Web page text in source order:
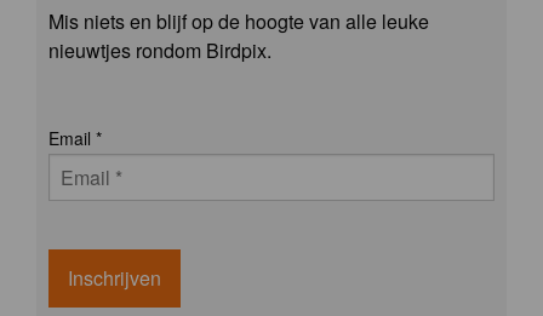
Mis niets en blijf op de hoogte van alle leuke
nieuwtjes rondom Birdpix.
Email *
Inschrijven